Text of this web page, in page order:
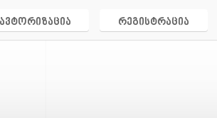
ავტორიზაცია რეგისტრაცია